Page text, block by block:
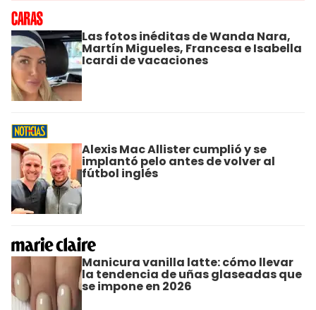
Las fotos inéditas de Wanda Nara,
Martín Migueles, Francesa e Isabella
Icardi de vacaciones
Alexis Mac Allister cumplió y se
implantó pelo antes de volver al
fútbol inglés
Manicura vanilla latte: cómo llevar
la tendencia de uñas glaseadas que
se impone en 2026